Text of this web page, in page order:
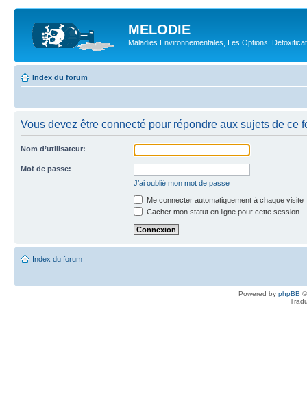
MELODIE
Maladies Environnementales, Les Options:
Index du forum
Vous devez être connecté pour répondre aux sujets de ce
Nom d’utilisateur:
Mot de passe:
J’ai oublié mon mot de passe
Me connecter automatiquement à chaque visite
Cacher mon statut en ligne pour cette session
Index du forum
Powered by phpBB